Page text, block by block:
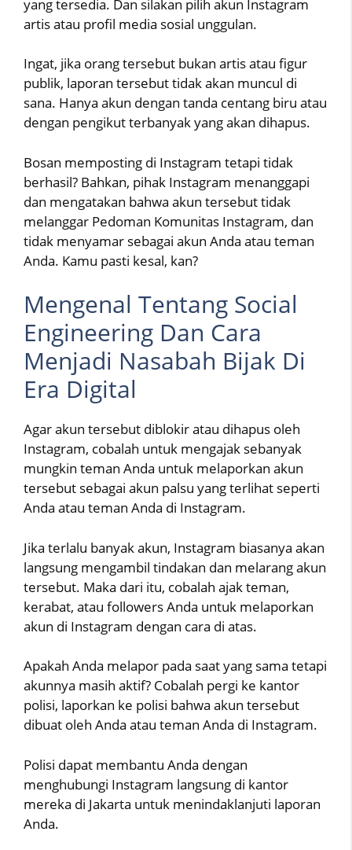
yang tersedia. Dan silakan pilih akun Instagram
artis atau profil media sosial unggulan.
Ingat, jika orang tersebut bukan artis atau figur
publik, laporan tersebut tidak akan muncul di
sana. Hanya akun dengan tanda centang biru atau
dengan pengikut terbanyak yang akan dihapus.
Bosan memposting di Instagram tetapi tidak
berhasil? Bahkan, pihak Instagram menanggapi
dan mengatakan bahwa akun tersebut tidak
melanggar Pedoman Komunitas Instagram, dan
tidak menyamar sebagai akun Anda atau teman
Anda. Kamu pasti kesal, kan?
Mengenal Tentang Social
Engineering Dan Cara
Menjadi Nasabah Bijak Di
Era Digital
Agar akun tersebut diblokir atau dihapus oleh
Instagram, cobalah untuk mengajak sebanyak
mungkin teman Anda untuk melaporkan akun
tersebut sebagai akun palsu yang terlihat seperti
Anda atau teman Anda di Instagram.
Jika terlalu banyak akun, Instagram biasanya akan
langsung mengambil tindakan dan melarang akun
tersebut. Maka dari itu, cobalah ajak teman,
kerabat, atau followers Anda untuk melaporkan
akun di Instagram dengan cara di atas.
Apakah Anda melapor pada saat yang sama tetapi
akunnya masih aktif? Cobalah pergi ke kantor
polisi, laporkan ke polisi bahwa akun tersebut
dibuat oleh Anda atau teman Anda di Instagram.
Polisi dapat membantu Anda dengan
menghubungi Instagram langsung di kantor
mereka di Jakarta untuk menindaklanjuti laporan
Anda.